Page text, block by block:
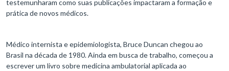
testemunharam como suas publicações impactaram a formação e
prática de novos médicos.
Médico internista e epidemiologista, Bruce Duncan chegou ao
Brasil na década de 1980. Ainda em busca de trabalho, começou a
escrever um livro sobre medicina ambulatorial aplicada ao